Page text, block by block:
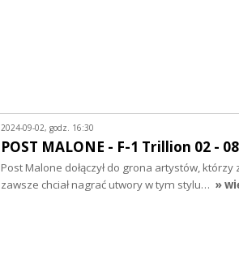
2024-09-02, godz. 16:30
POST MALONE - F-1 Trillion 02 -
Post Malone dołączył do grona artystów,
zawsze chciał nagrać utwory w tym stylu… »